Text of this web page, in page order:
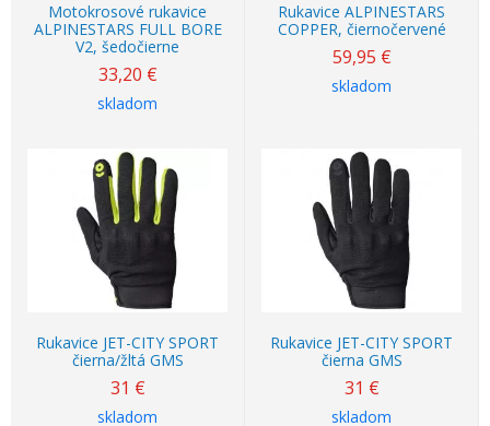
Motokrosové rukavice
ALPINESTARS FULL BORE
V2, šedočierne
33,20 €
skladom
Rukavice ALPINESTARS
COPPER, čiernočervené
59,95 €
skladom
Rukavice JET-CITY SPORT
čierna/žltá GMS
31 €
skladom
Rukavice JET-CITY SPORT
čierna GMS
31 €
skladom